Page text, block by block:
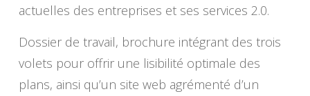
actuelles des entreprises et ses services 2.0.
Dossier de travail, brochure intégrant des trois
volets pour offrir une lisibilité optimale des
plans, ainsi qu’un site web agrémenté d’un